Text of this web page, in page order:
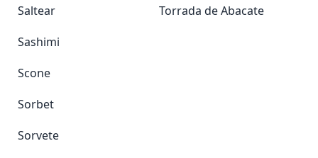
Saltear
Sashimi
Scone
Sorbet
Sorvete
Torrada de Abacate